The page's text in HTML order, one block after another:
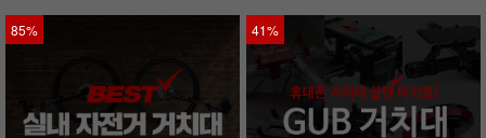
85% 41%